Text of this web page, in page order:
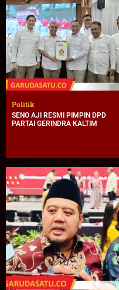
Politik
SENO AJI RESMI PIMPIN DPD
PARTAI GERINDRA KALTIM